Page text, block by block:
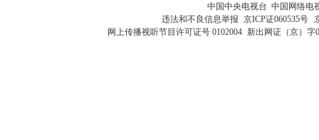
中国中央电视台 中国网络电
违法和不良信息举报 京ICP证060535号
网上传播视听节目许可证号 0102004 新出网证（京）